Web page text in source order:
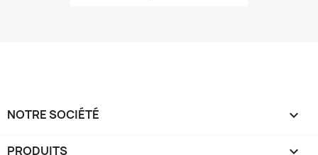
NOTRE SOCIÉTÉ 
PRODUITS 